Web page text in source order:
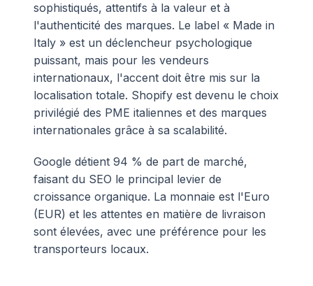
sophistiqués, attentifs à la valeur et à
l'authenticité des marques. Le label « Made in
Italy » est un déclencheur psychologique
puissant, mais pour les vendeurs
internationaux, l'accent doit être mis sur la
localisation totale. Shopify est devenu le choix
privilégié des PME italiennes et des marques
internationales grâce à sa scalabilité.
Google détient 94 % de part de marché,
faisant du SEO le principal levier de
croissance organique. La monnaie est l'Euro
(EUR) et les attentes en matière de livraison
sont élevées, avec une préférence pour les
transporteurs locaux.